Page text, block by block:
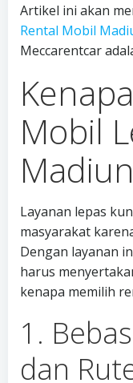
Artikel ini akan
Rental Mobil
Meccarentcar
Mobil
Layanan lepas
masyarakat
Dengan layanan
harus
kenapa memilih
1.
dan